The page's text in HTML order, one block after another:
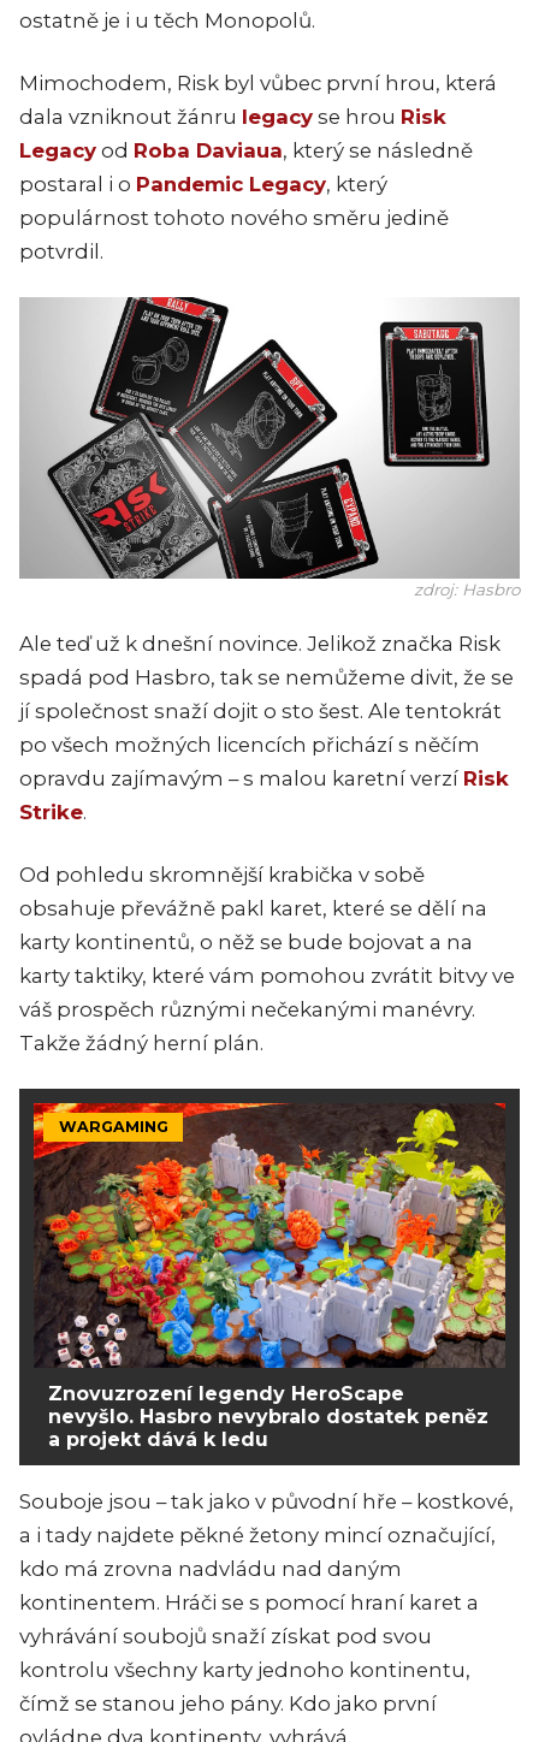
ostatně je i u těch Monopolů.
Mimochodem, Risk byl vůbec první hrou, která
dala vzniknout žánru legacy se hrou Risk
Legacy od Roba Daviaua, který se následně
postaral i o Pandemic Legacy, který
populárnost tohoto nového směru jedině
potvrdil.
zdroj: Hasbro
Ale teď už k dnešní novince. Jelikož značka Risk
spadá pod Hasbro, tak se nemůžeme divit, že se
jí společnost snaží dojit o sto šest. Ale tentokrát
po všech možných licencích přichází s něčím
opravdu zajímavým – s malou karetní verzí Risk
Strike.
Od pohledu skromnější krabička v sobě
obsahuje převážně pakl karet, které se dělí na
karty kontinentů, o něž se bude bojovat a na
karty taktiky, které vám pomohou zvrátit bitvy ve
váš prospěch různými nečekanými manévry.
Takže žádný herní plán.
WARGAMING
Znovuzrození legendy HeroScape
nevyšlo. Hasbro nevybralo dostatek peněz
a projekt dává k ledu
Souboje jsou – tak jako v původní hře – kostkové,
a i tady najdete pěkné žetony mincí označující,
kdo má zrovna nadvládu nad daným
kontinentem. Hráči se s pomocí hraní karet a
vyhrávání soubojů snaží získat pod svou
kontrolu všechny karty jednoho kontinentu,
čímž se stanou jeho pány. Kdo jako první